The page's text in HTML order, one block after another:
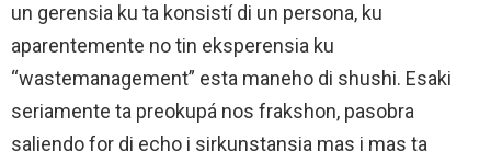
un gerensia ku ta konsistí di un persona, ku
aparentemente no tin eksperensia ku
“wastemanagement” esta maneho di shushi. Esaki
seriamente ta preokupá nos frakshon, pasobra
saliendo for di echo i sirkunstansia mas i mas ta